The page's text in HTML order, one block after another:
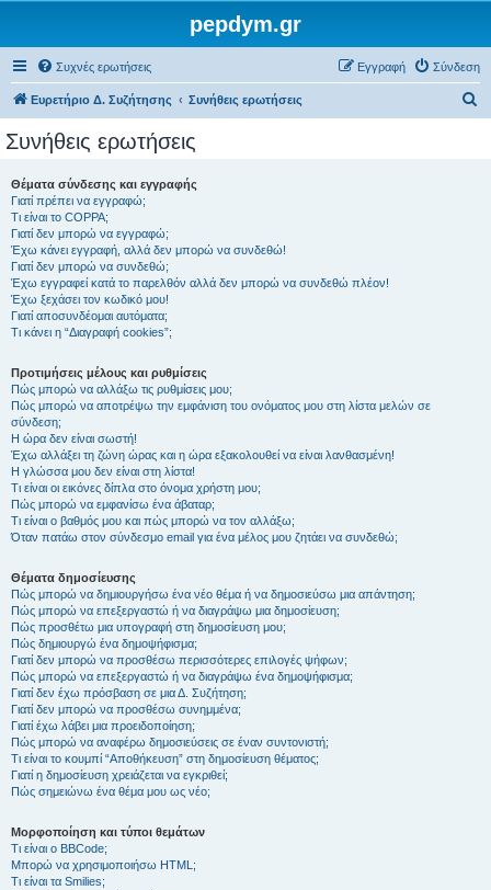
pepdym.gr
Συχνές ερωτήσεις Σύνδεση
Εγγραφή
Ευρετήριο Δ. Συζήτησης Συνήθεις ερωτήσεις
Συνήθεις ερωτήσεις
Θέματα σύνδεσης και εγγραφής
Γιατί πρέπει να εγγραφώ;
Τι είναι το COPPA;
Γιατί δεν μπορώ να εγγραφώ;
Έχω κάνει εγγραφή, αλλά δεν μπορώ να συνδεθώ!
Γιατί δεν μπορώ να συνδεθώ;
Έχω εγγραφεί κατά το παρελθόν αλλά δεν μπορώ να συνδεθώ πλέον!
Έχω ξεχάσει τον κωδικό μου!
Γιατί αποσυνδέομαι αυτόματα;
Τι κάνει η “Διαγραφή cookies”;
Προτιμήσεις μέλους και ρυθμίσεις
Πώς μπορώ να αλλάξω τις ρυθμίσεις μου;
Πώς μπορώ να αποτρέψω την εμφάνιση του ονόματος μου στη λίστα μελών σε
σύνδεση;
Η ώρα δεν είναι σωστή!
Έχω αλλάξει τη ζώνη ώρας και η ώρα εξακολουθεί να είναι λανθασμένη!
Η γλώσσα μου δεν είναι στη λίστα!
Τι είναι οι εικόνες δίπλα στο όνομα χρήστη μου;
Πώς μπορώ να εμφανίσω ένα άβαταρ;
Τι είναι ο βαθμός μου και πώς μπορώ να τον αλλάξω;
Όταν πατάω στον σύνδεσμο email για ένα μέλος μου ζητάει να συνδεθώ;
Θέματα δημοσίευσης
Πώς μπορώ να δημιουργήσω ένα νέο θέμα ή να δημοσιεύσω μια απάντηση;
Πώς μπορώ να επεξεργαστώ ή να διαγράψω μια δημοσίευση;
Πώς προσθέτω μια υπογραφή στη δημοσίευση μου;
Πώς δημιουργώ ένα δημοψήφισμα;
Γιατί δεν μπορώ να προσθέσω περισσότερες επιλογές ψήφων;
Πώς μπορώ να επεξεργαστώ ή να διαγράψω ένα δημοψήφισμα;
Γιατί δεν έχω πρόσβαση σε μια Δ. Συζήτηση;
Γιατί δεν μπορώ να προσθέσω συνημμένα;
Γιατί έχω λάβει μια προειδοποίηση;
Πώς μπορώ να αναφέρω δημοσιεύσεις σε έναν συντονιστή;
Τι είναι το κουμπί “Αποθήκευση” στη δημοσίευση θέματος;
Γιατί η δημοσίευση χρειάζεται να εγκριθεί;
Πώς σημειώνω ένα θέμα μου ως νέο;
Μορφοποίηση και τύποι θεμάτων
Τι είναι ο BBCode;
Μπορώ να χρησιμοποιήσω HTML;
Τι είναι τα Smilies;